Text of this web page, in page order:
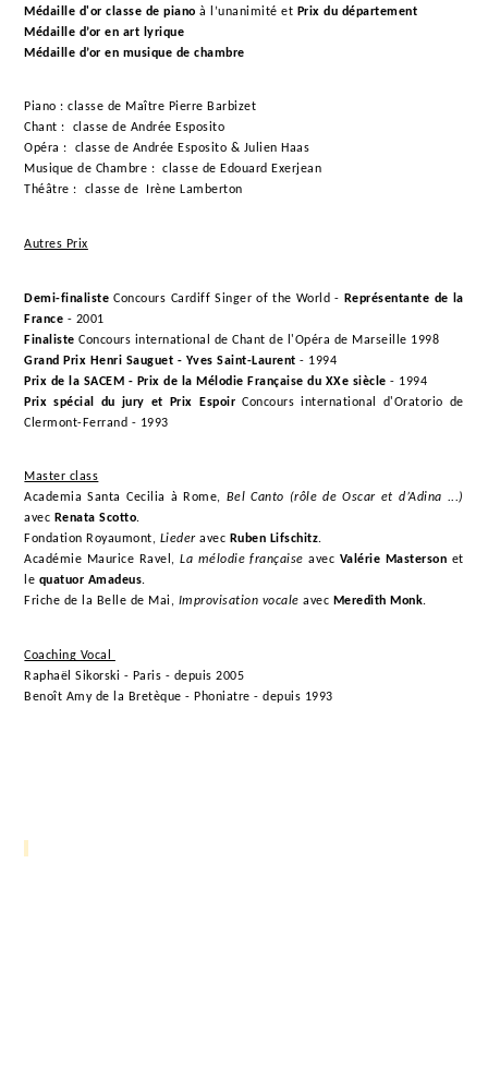
Médaille d'or classe de piano à l’unanimité et Prix du département
Médaille d’or en art lyrique
Médaille d’or en musique de chambre
Piano : classe de Maître Pierre Barbizet
Chant : classe de Andrée Esposito
Opéra : classe de Andrée Esposito & Julien Haas
Musique de Chambre : classe de Edouard Exerjean
Théâtre : classe de Irène Lamberton
Autres Prix
Demi-finaliste Concours Cardiff Singer of the World - Représentante de la
France - 2001
Finaliste Concours international de Chant de l'Opéra de Marseille 1998
Grand Prix Henri Sauguet - Yves Saint-Laurent - 1994
Prix de la SACEM - Prix de la Mélodie Française du XXe siècle - 1994
Prix spécial du jury et Prix Espoir Concours international d'Oratorio de
Clermont-Ferrand - 1993
Master class
Academia Santa Cecilia à Rome, Bel Canto (rôle de Oscar et d’Adina ...)
avec Renata Scotto.
Fondation Royaumont, Liederavec Ruben Lifschitz.
Académie Maurice Ravel,La mélodie françaiseavec Valérie Masterson et
le quatuor Amadeus.
Friche de la Belle de Mai, Improvisation vocaleavec Meredith Monk.
Coaching Vocal
Raphaël Sikorski - Paris - depuis 2005
Benoît Amy de la Bretèque - Phoniatre - depuis 1993